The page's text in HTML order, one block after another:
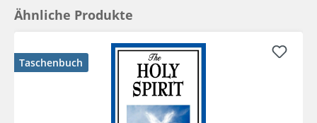
Ähnliche Produkte
Taschenbuch